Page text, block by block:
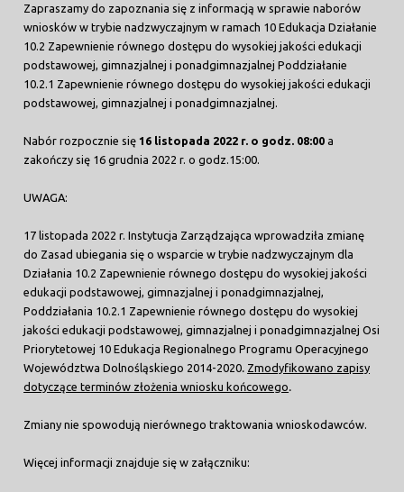
Zapraszamy do zapoznania się z informacją w sprawie naborów
wniosków w trybie nadzwyczajnym w ramach 10 Edukacja Działanie
10.2 Zapewnienie równego dostępu do wysokiej jakości edukacji
podstawowej, gimnazjalnej i ponadgimnazjalnej Poddziałanie
10.2.1 Zapewnienie równego dostępu do wysokiej jakości edukacji
podstawowej, gimnazjalnej i ponadgimnazjalnej.
Nabór rozpocznie się16 listopada 2022 r. o godz. 08:00 a
zakończy się 16 grudnia 2022 r. o godz.15:00.
UWAGA:
17 listopada 2022 r. Instytucja Zarządzająca wprowadziła zmianę
do Zasad ubiegania się o wsparcie w trybie nadzwyczajnym dla
Działania 10.2 Zapewnienie równego dostępu do wysokiej jakości
edukacji podstawowej, gimnazjalnej i ponadgimnazjalnej,
Poddziałania 10.2.1 Zapewnienie równego dostępu do wysokiej
jakości edukacji podstawowej, gimnazjalnej i ponadgimnazjalnej Osi
Priorytetowej 10 Edukacja Regionalnego Programu Operacyjnego
Województwa Dolnośląskiego 2014-2020 Zmodyfikowano zapisy
dotyczące terminów złożenia wniosku końcowego
Zmiany nie spowodują nierównego traktowania wnioskodawców.
Więcej informacji znajduje się w załączniku: